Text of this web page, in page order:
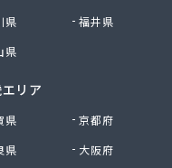
県
福井県
県
リア
県
京都府
県
大阪府